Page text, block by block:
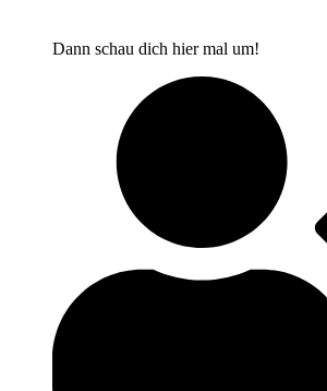
Dann schau dich hier mal um!